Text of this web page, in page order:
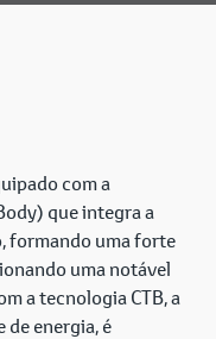
com a
que integra a
formando uma forte
uma notável
a tecnologia CTB, a
de energia, é